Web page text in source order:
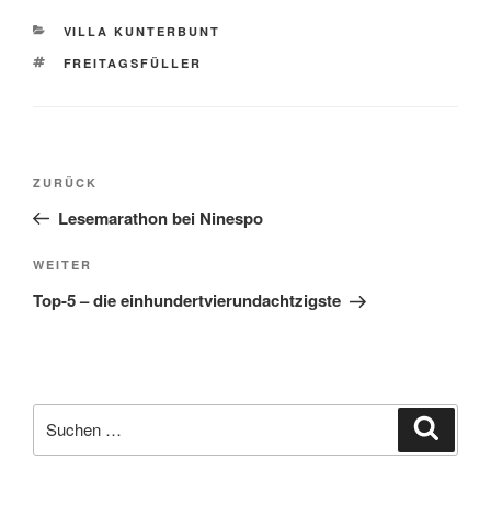
KATEGORIEN
VILLA KUNTERBUNT
SCHLAGWÖRTER
FREITAGSFÜLLER
Beitragsnavigation
Vorheriger
Beitrag
ZURÜCK
Lesemarathon bei Ninespo
Nächster
Beitrag
WEITER
Top-5 – die einhundertvierundachtzigste
nach: